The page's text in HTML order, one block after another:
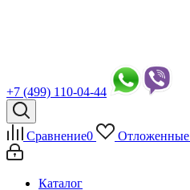
+7 (499) 110-04-44
Сравнение0 Отложенные
Каталог